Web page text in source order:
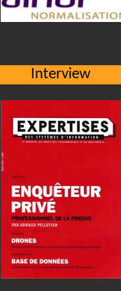
Interview